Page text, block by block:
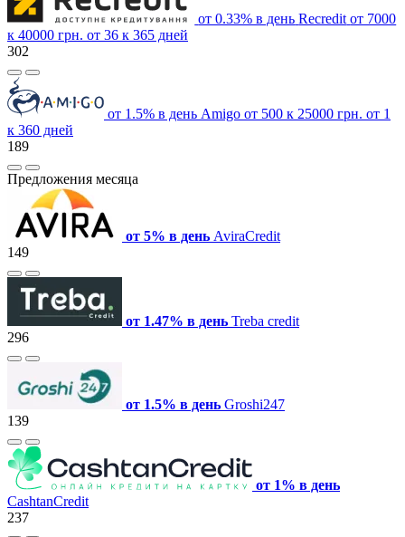
от 0.33% в день Recredit от 7000
к 40000 грн. от 36 к 365 дней
302
от 1.5% в день Amigo от 500 к 25000 грн. от 1
к 360 дней
189
Предложения месяца
от 5% в день AviraCredit
149
от 1.47% в день Treba credit
296
от 1.5% в день Groshi247
139
от 1% в день
CashtanCredit
237